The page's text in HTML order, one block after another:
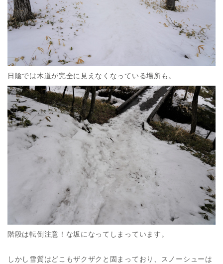
日陰では木道が完全に見えなくなっている場所も。
階段は転倒注意！な坂になってしまっています。
しかし雪質はどこもザクザクと固まっており、スノーシューは